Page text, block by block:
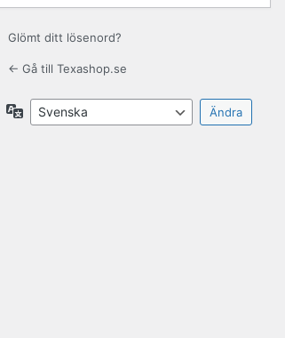
Glömt ditt lösenord?
← Gå till Texashop.se
Språk